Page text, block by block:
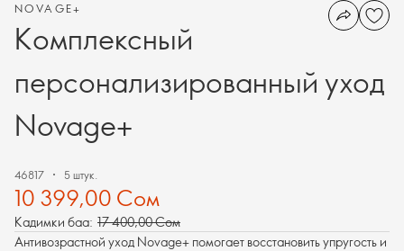
NOVAGE+
Комплексный
персонализированный уход
Novage+
46817 5 штук.
10 399,00 Сом
Кадимки баа: 17 400,00 Сом
Антивозрастной уход Novage+ помогает восстановить упругость и